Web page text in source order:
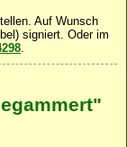
Auf Wunsch
signiert. Oder im
.